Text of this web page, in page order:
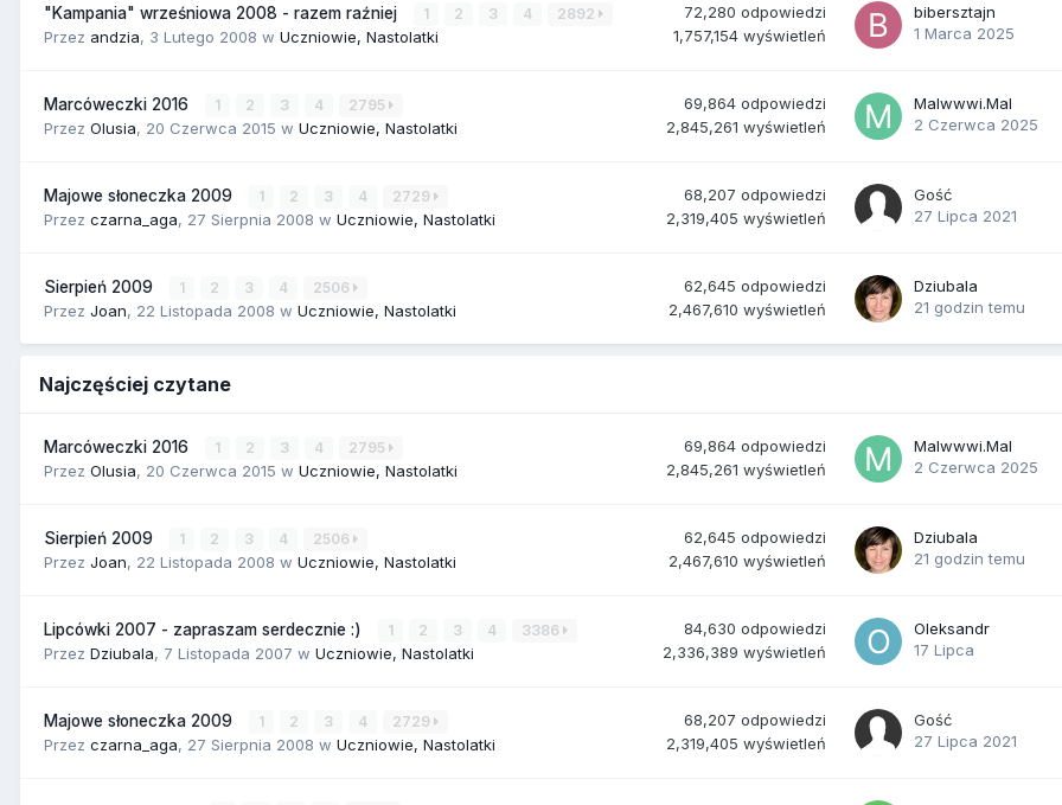
"Kampania" wrześniowa 2008 - razem raźniej 1 2 3 4 2892
Przez andzia, 3 Lutego 2008 w Uczniowie, Nastolatki
72,280 odpowiedzi
1,757,154 wyświetleń
bibersztajn
1 Marca 2025
Marcóweczki 2016 1 2 3 4 2795
Przez Olusia, 20 Czerwca 2015 w Uczniowie, Nastolatki
69,864 odpowiedzi
2,845,261 wyświetleń
Malwwwi.Mal
2 Czerwca 2025
Majowe słoneczka 2009 1 2 3 4 2729
Przez czarna_aga, 27 Sierpnia 2008 w Uczniowie, Nastolatki
68,207 odpowiedzi
2,319,405 wyświetleń
Gość
27 Lipca 2021
Sierpień 2009 1 2 3 4 2506
Przez Joan, 22 Listopada 2008 w Uczniowie, Nastolatki
62,645 odpowiedzi
2,467,610 wyświetleń
Dziubala
21 godzin temu
Najczęściej czytane
Marcóweczki 2016 1 2 3 4 2795
Przez Olusia, 20 Czerwca 2015 w Uczniowie, Nastolatki
69,864 odpowiedzi
2,845,261 wyświetleń
Malwwwi.Mal
2 Czerwca 2025
Sierpień 2009 1 2 3 4 2506
Przez Joan, 22 Listopada 2008 w Uczniowie, Nastolatki
62,645 odpowiedzi
2,467,610 wyświetleń
Dziubala
21 godzin temu
Lipcówki 2007 - zapraszam serdecznie :) 1 2 3 4 3386
Przez Dziubala, 7 Listopada 2007 w Uczniowie, Nastolatki
84,630 odpowiedzi
2,336,389 wyświetleń
Oleksandr
17 Lipca
Majowe słoneczka 2009 1 2 3 4 2729
Przez czarna_aga, 27 Sierpnia 2008 w Uczniowie, Nastolatki
68,207 odpowiedzi
2,319,405 wyświetleń
Gość
27 Lipca 2021